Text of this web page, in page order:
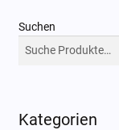
Suchen
Kategorien